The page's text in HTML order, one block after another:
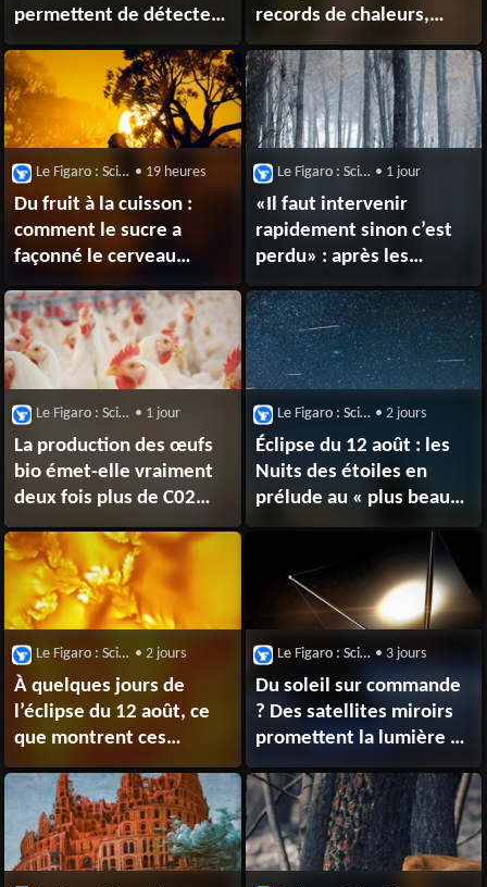
permettent de détecter
des réacteurs nucléaires,
même à l’arrêt
records de chaleurs,
comment la France a-t-
elle basculé dans une
sécheresse «
historique »?
Le Figaro : Sciences • 19 heures
Du fruit à la cuisson :
comment le sucre a
façonné le cerveau
humain sur des
millions d’années
Le Figaro : Sciences • 1 jour
«Il faut intervenir
rapidement sinon c’est
perdu» : après les
incendies, que faire du
bois brûlé ?
Le Figaro : Sciences • 1 jour
La production des œufs
bio émet-elle vraiment
deux fois plus de C02
que ceux produits en
batterie ?
Le Figaro : Sciences • 2 jours
Éclipse du 12 août : les
Nuits des étoiles en
prélude au « plus beau
coucher de soleil du
Le Figaro : Sciences • 2 jours
À quelques jours de
l’éclipse du 12 août, ce
que montrent ces
images inédites de la
surface agitée du Soleil
Le Figaro : Sciences • 3 jours
Du soleil sur commande
? Des satellites miroirs
promettent la lumière en
pleine nuit… et
inquiètent
les scientifiques